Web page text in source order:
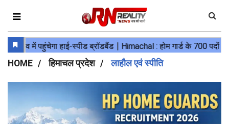
HOME हिमाचल प्रदेश लाहौल एवं स्पीति